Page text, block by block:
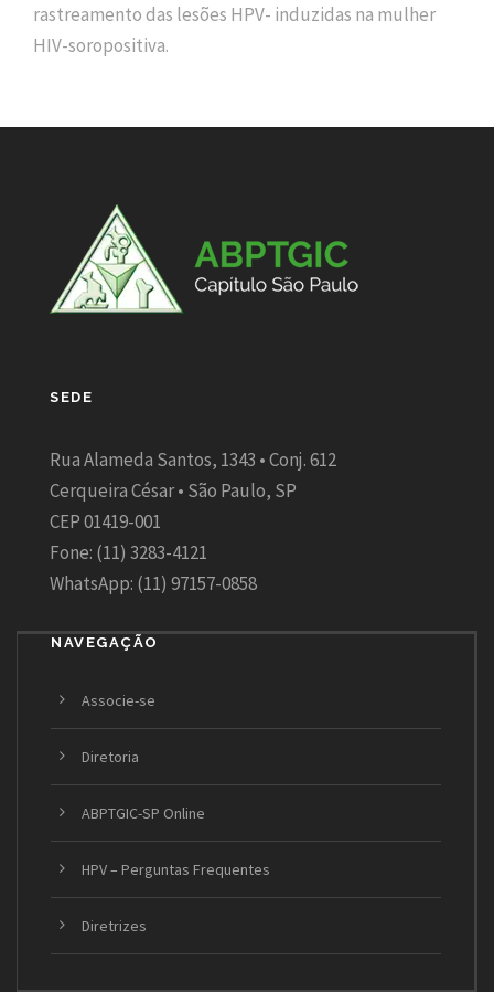
rastreamento das lesões HPV- induzidas na mulher
HIV-soropositiva.
SEDE
Rua Alameda Santos, 1343 • Conj. 612
Cerqueira César • São Paulo, SP
CEP 01419-001
Fone: (11) 3283-4121
WhatsApp: (11) 97157-0858
NAVEGAÇÃO
Associe-se
Diretoria
ABPTGIC-SP Online
HPV – Perguntas Frequentes
Diretrizes